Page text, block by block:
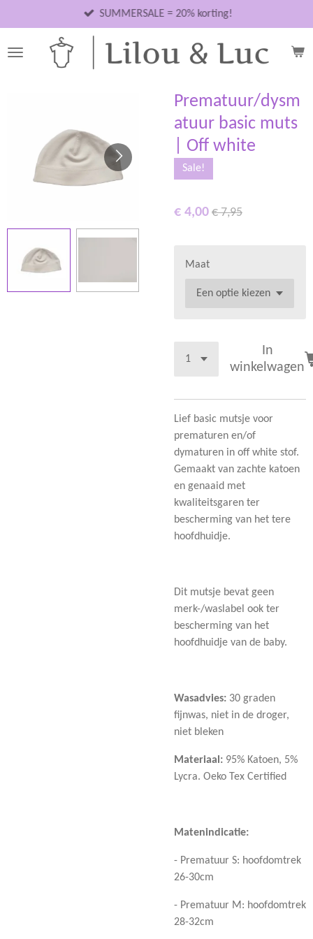
direct
naar
SUMMERSALE = 20% korting!
Prematuur/dysm
atuur basic muts
| Off white
Sale!
€ 4,00 € 7,95
Maat
In
winkelwagen
Lief basic mutsje voor
prematuren en/of
dymaturen in off white stof.
Gemaakt van zachte katoen
en genaaid met
kwaliteitsgaren ter
bescherming van het tere
hoofdhuidje.
Dit mutsje bevat geen
merk-/waslabel ook ter
bescherming van het
hoofdhuidje van de baby.
Wasadvies: 30 graden
fijnwas, niet in de droger,
niet bleken
Materiaal: 95% Katoen, 5%
Lycra. Oeko Tex Certified
Matenindicatie:
- Prematuur S: hoofdomtrek
26-30cm
- Prematuur M: hoofdomtrek
28-32cm